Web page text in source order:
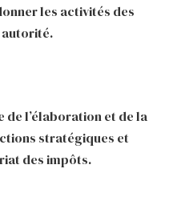
les activités des
autorité.
l’élaboration et de la
stratégiques et
des impôts.